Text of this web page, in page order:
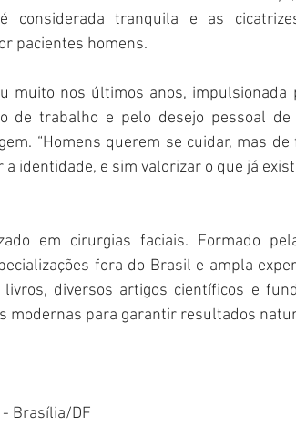
considerada tranquila e as
pacientes homens.
muito nos últimos anos, impulsionada
de trabalho e pelo desejo pessoal
“Homens querem se cuidar, mas
identidade, e sim valorizar o que já
em cirurgias faciais. Formado
fora do Brasil e ampla
diversos artigos científicos e
modernas para garantir resultados
- Brasília/DF